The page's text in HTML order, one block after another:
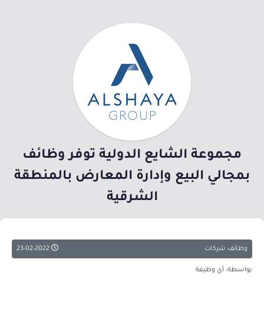
مجموعة الشايع الدولية توفر وظائف
بمجالي البيع وإدارة المعارض بالمنطقة
الشرقية
وظائف شركات
بواسطة: أي وظيفة